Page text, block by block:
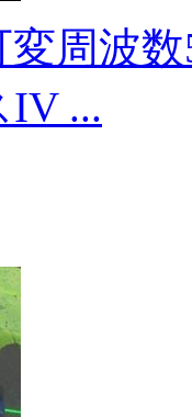
変周波
...